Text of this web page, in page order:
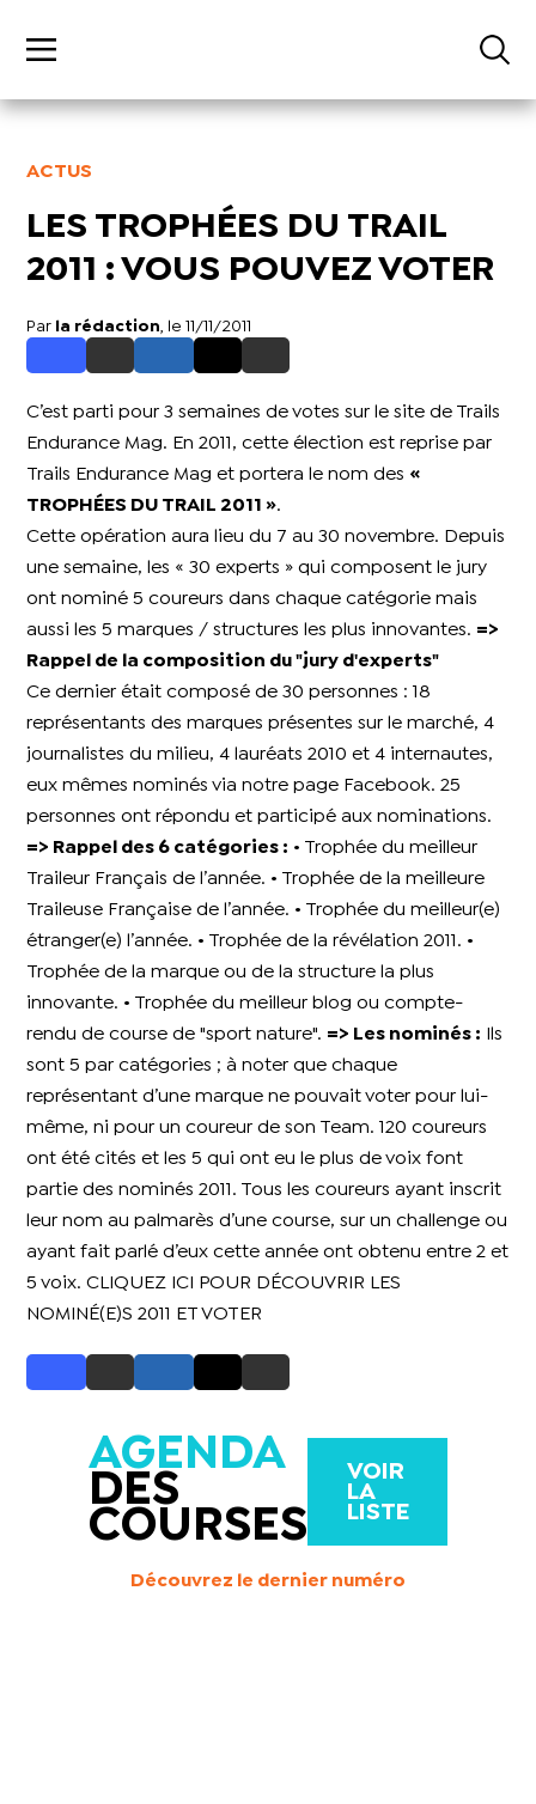
ACTUS
LES TROPHÉES DU TRAIL
2011 : VOUS POUVEZ VOTER
Par la rédaction , le 11/11/2011
C’est parti pour 3 semaines de votes sur le site de Trails
Endurance Mag. En 2011, cette élection est reprise par
Trails Endurance Mag et portera le nom des «
TROPHÉES DU TRAIL 2011 ».
Cette opération aura lieu du 7 au 30 novembre. Depuis
une semaine, les « 30 experts » qui composent le jury
ont nominé 5 coureurs dans chaque catégorie mais
aussi les 5 marques / structures les plus innovantes. =>
Rappel de la composition du "jury d'experts"
Ce dernier était composé de 30 personnes : 18
représentants des marques présentes sur le marché, 4
journalistes du milieu, 4 lauréats 2010 et 4 internautes,
eux mêmes nominés via notre page Facebook. 25
personnes ont répondu et participé aux nominations.
=> Rappel des 6 catégories : • Trophée du meilleur
Traileur Français de l’année. • Trophée de la meilleure
Traileuse Française de l’année. • Trophée du meilleur(e)
étranger(e) l’année. • Trophée de la révélation 2011. •
Trophée de la marque ou de la structure la plus
innovante. • Trophée du meilleur blog ou compte-
rendu de course de "sport nature". => Les nominés :
Ils
sont 5 par catégories ; à noter que chaque
représentant d’une marque ne pouvait voter pour lui-
même, ni pour un coureur de son Team. 120 coureurs
ont été cités et les 5 qui ont eu le plus de voix font
partie des nominés 2011. Tous les coureurs ayant inscrit
leur nom au palmarès d’une course, sur un challenge ou
ayant fait parlé d’eux cette année ont obtenu entre 2 et
5 voix.CLIQUEZ ICI POUR DÉCOUVRIR LES
NOMINÉ(E)S 2011 ET VOTER
AGENDA
DES
COURSES
VOIR
LA
LISTE
Découvrez le dernier numéro